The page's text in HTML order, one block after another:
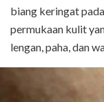
biang keringat
permukaan kulit
lengan, paha, dan